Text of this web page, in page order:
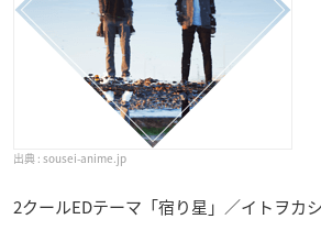
sousei-anime.jp
2クールEDテーマ「宿り星」／イトヲカ